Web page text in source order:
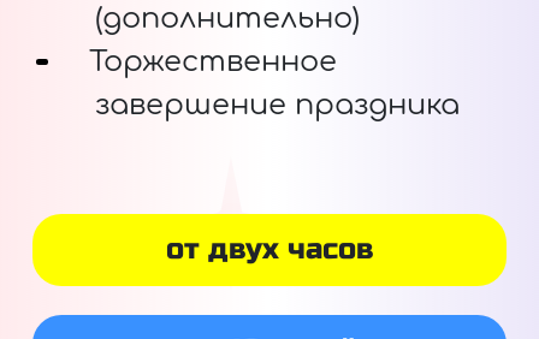
(дополнительно)
Торжественное
завершение праздника
от двух часов